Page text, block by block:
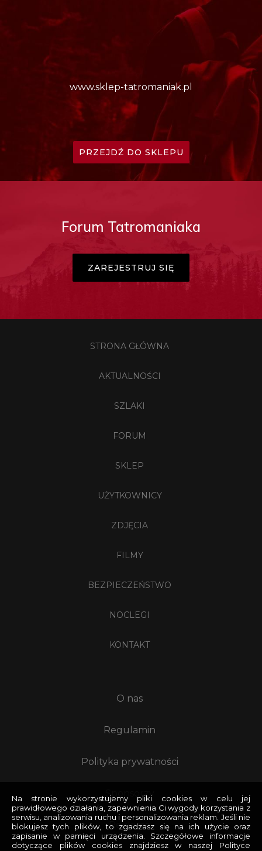
www.sklep-tatromaniak.pl
PRZEJDŹ DO SKLEPU
Forum Tatromaniaka
ZAREJESTRUJ SIĘ
STRONA GŁÓWNA
AKTUALNOŚCI
SZLAKI
FORUM
SKLEP
UŻYTKOWNICY
ZDJĘCIA
FILMY
BEZPIECZEŃSTWO
NOCLEGI
KONTAKT
O nas
Regulamin
Polityka prywatności
Sponsorzy
Reklama
Na stronie wykorzystujemy pliki cookies w celu jej
prawidłowego działania, zapewnienia Ci wygody korzystania z
serwisu, analizowania ruchu i personalizowania reklam. Jeśli nie
blokujesz tych plików, to zgadzasz się na ich użycie oraz
zapisanie w pamięci urządzenia. Szczegółowe informacje
dotyczące plików cookies znajdziesz w naszej Polityce